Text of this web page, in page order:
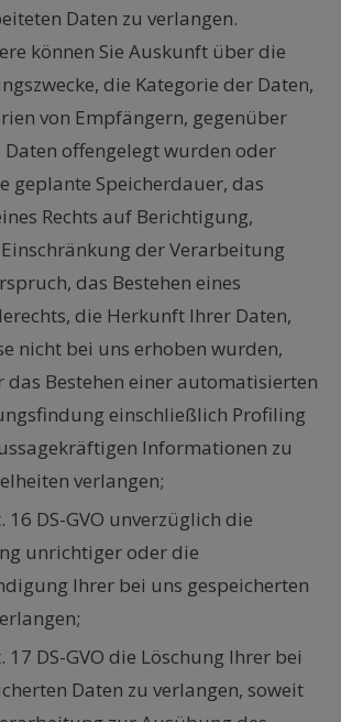
Daten zu verlangen.
können Sie Auskunft über die
die Kategorie der Daten,
von Empfängern, gegenüber
Daten offengelegt wurden oder
geplante Speicherdauer, das
Rechts auf Berichtigung,
der Verarbeitung
das Bestehen eines
die Herkunft Ihrer Daten,
nicht bei uns erhoben wurden,
das Bestehen einer automatisierten
einschließlich Profiling
Informationen zu
verlangen;
16 DS-GVO unverzüglich die
unrichtiger oder die
Ihrer bei uns gespeicherten
17 DS-GVO die Löschung Ihrer bei
Daten zu verlangen, soweit